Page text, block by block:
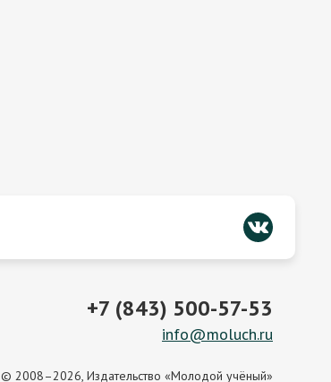
+7 (843) 500-57-53
info@moluch.ru
© 2008–2026, Издательство «Молодой учёный»